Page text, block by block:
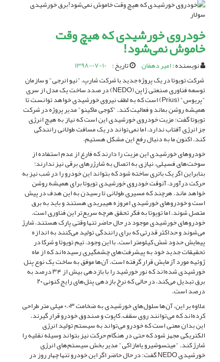
خودروی خورشیدی که هیچ وقت
خاموش نمی‌شود!
نویسنده :امیر دهقان تاریخ : 1398-07-10
شرکت تویوتا در یک پروژه جدید با شرکت شارپ، "نیو انرجی" و سازمان
توسعه فناوری صنعتی ژاپن (NEDO) در صدد ساخت یک مدل از سری
"پریوس" (Prius) است که به لطف نیروی خورشیدی خواهد توانست تا
همیشه روشن بماند و فعالیت کند. "کوجی ماکینو" مدیر پروژه در شرکت
تویوتا گفت: مزیت خودروی خورشیدی این است که نیاز به هیچ انرژی
جز انرژی آفتاب ندارد، اما نمی‌تواند در یک مسافت طولانی رانندگی
کند. اکنون ما به دنبال رفع این مشکل هستیم.
خودرو‌های خورشیدی این مزیت را دارند که فارغ از عدم استفاده از
سوخت‌های فسیلی، نیازی به اتصال به شارژر‌های برقی نیز ندارند؛
بنابراین اگر یک باتری ساخته شود که بتواند این خودرو را در شب نیز به
حرکت درآورد، آنوقت خودروی خورشیدی تویوتا برای همیشه روشن
خواهد ماند. هرچند که مسیری طولانی تا رسیدن به این هدف در پیش
است و خودرو‌های خورشیدی امروزه هیبریدی هستند و باید به برق
متصل شوند، اما تویوتا به فکر تحقق هرچه سریع‌تر این فناوری است.
خودرو‌های خورشیدی موجود در حال حاضر تنها وقتی پارک هستند، شارژ
می‌شوند و حداکثر قدرتی که برای رانندگی تولید می‌کنند به اندازه
پیمایش حدود شش کیلومتر است. با این وجود، تیم تویوتا و شرکا در
تحقیقات جدید خود به پیشرفت‌های چشمگیری رسیده‌اند که از ماه
ژوئیه مورد آزمایش قرار گرفته است. آن‌ها موفق به ساخت یک نوع پنل
خورشیدی شده‌اند که نور خورشید را با بازدهی بیش از ۳۴ درصد به
برق تبدیل می‌کند، در حالی که نرخ بازدهی پنل‌های رایج کنونی ۲۰
درصد است.
علاوه بر این، آن‌ها سلول‌های خورشیدی به ضخامت ۰.۰۳ میلی متر طراحی
کرده‌اند که می‌توانند روی سقف، کاپوت و صندوق خودرو قرار گیرند.
این بدان معنی است که خودرو می‌تواند به سیستم تولید انرژی
الکتریکی مجهز شود که حتی در هنگام حرکت نیز بتواند وسیله نقلیه را
شارژ کند. "میتسوشیرو یامازاکی" مدیر بخش سیستم‌های انرژی
خورشیدی NEDO گفت: در حال حاضر اگر این خودرو تنها چهار روز در